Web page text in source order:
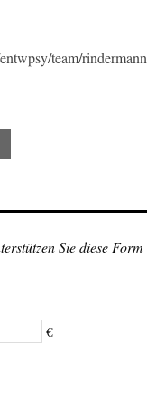
team/rindermann
Sie diese Form
€